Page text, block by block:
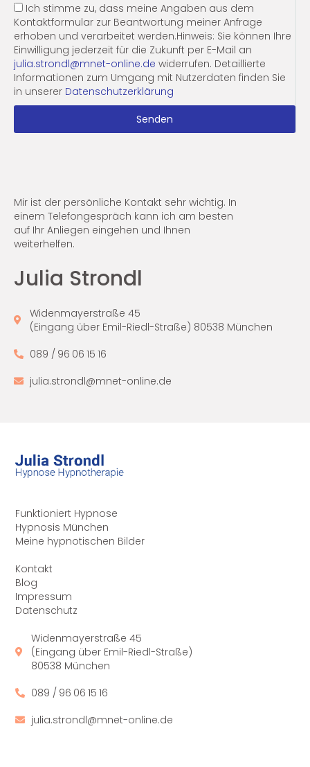
Ich stimme zu, dass meine Angaben aus dem
Kontaktformular zur Beantwortung meiner Anfrage
erhoben und verarbeitet werden.Hinweis: Sie können Ihre
Einwilligung jederzeit für die Zukunft per E-Mail an
julia.strondl@mnet-online.de widerrufen. Detaillierte
Informationen zum Umgang mit Nutzerdaten finden Sie
in unserer Datenschutzerklärung
Senden
Mir ist der persönliche Kontakt sehr wichtig. In
einem Telefongespräch kann ich am besten
auf Ihr Anliegen eingehen und Ihnen
weiterhelfen.
Julia Strondl
Widenmayerstraße 45
(Eingang über Emil-Riedl-Straße) 80538 München
089 / 96 06 15 16
julia.strondl@mnet-online.de
Funktioniert Hypnose
Hypnosis München
Meine hypnotischen Bilder
Kontakt
Blog
Impressum
Datenschutz
Widenmayerstraße 45
(Eingang über Emil-Riedl-Straße)
80538 München
089 / 96 06 15 16
julia.strondl@mnet-online.de